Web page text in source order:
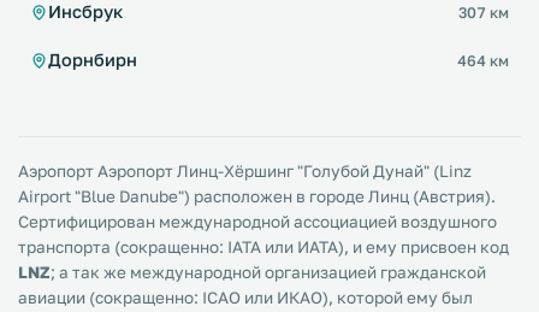
Инсбрук 307 км
Дорнбирн 464 км
Аэропорт Аэропорт Линц-Хёршинг "Голубой Дунай" (Linz
Airport "Blue Danube") расположен в городе Линц (Австрия).
Сертифицирован международной ассоциацией воздушного
транспорта (сокращенно: IATA или ИАТА), и ему присвоен код
LNZ; а так же международной организацией гражданской
авиации (сокращенно: ICAO или ИКАО), которой ему был